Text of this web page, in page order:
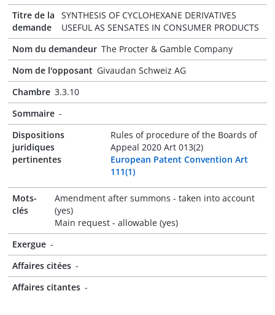
Titre de la
demande
SYNTHESIS OF CYCLOHEXANE DERIVATIVES
USEFUL AS SENSATES IN CONSUMER PRODUCTS
Nom du demandeur The Procter & Gamble Company
Nom de l'opposant Givaudan Schweiz AG
Chambre 3.3.10
Sommaire -
Dispositions
juridiques
pertinentes
Rules of procedure of the Boards of
Appeal 2020 Art 013(2)
European Patent Convention Art
111(1)
Mots-
clés
Amendment after summons - taken into account
(yes)
Main request - allowable (yes)
Exergue -
Affaires citées -
Affaires citantes -